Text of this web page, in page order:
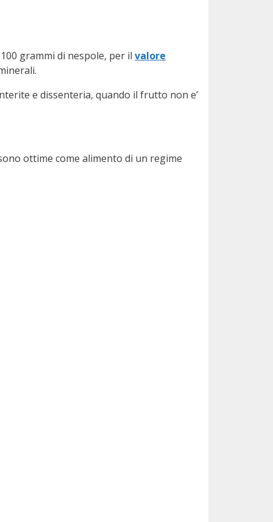
grammi di nespole, per il valore
e dissenteria, quando il frutto non e’
ottime come alimento di un regime